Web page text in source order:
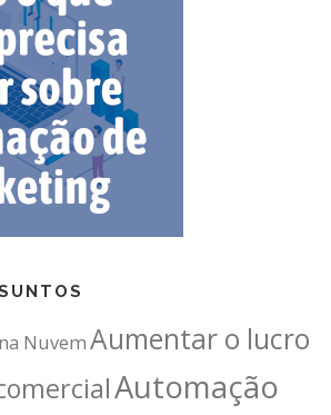
NuvemAumentar o lucro
Automação